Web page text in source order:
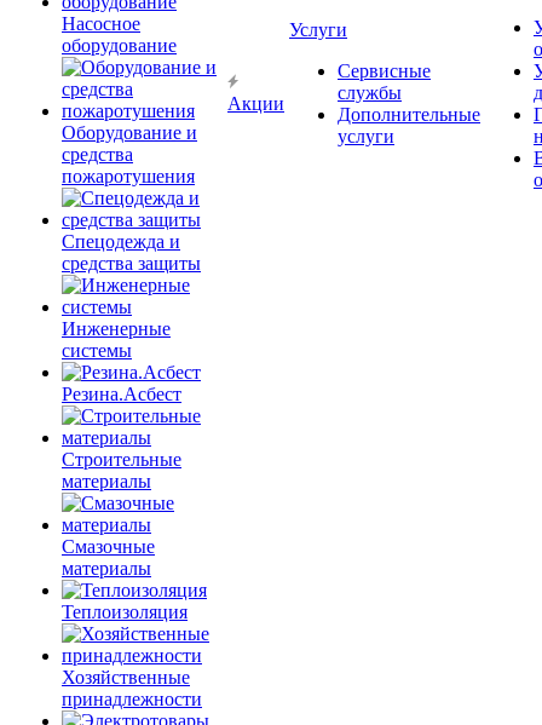
Насосное
оборудование
Оборудование и
средства
пожаротушения
Спецодежда и
средства защиты
Инженерные
системы
Резина.Асбест
Строительные
материалы
Смазочные
материалы
Теплоизоляция
Хозяйственные
принадлежности
Акции
Услуги
Сервисные
службы
Дополнительные
услуги